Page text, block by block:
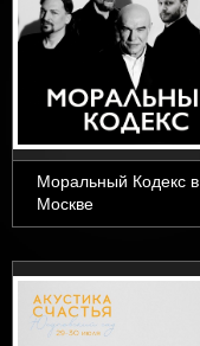
Моральный Кодекс в
Москве